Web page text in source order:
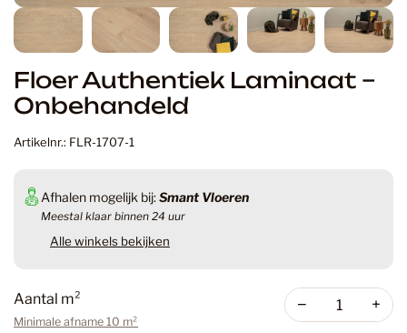
Floer Authentiek Laminaat –
Onbehandeld
Artikelnr.: FLR-1707-1
Afhalen mogelijk bij:Smant Vloeren
Meestal klaar binnen 24 uur
Alle winkels bekijken
Aantal m²
Minimale afname 10 m²
− +